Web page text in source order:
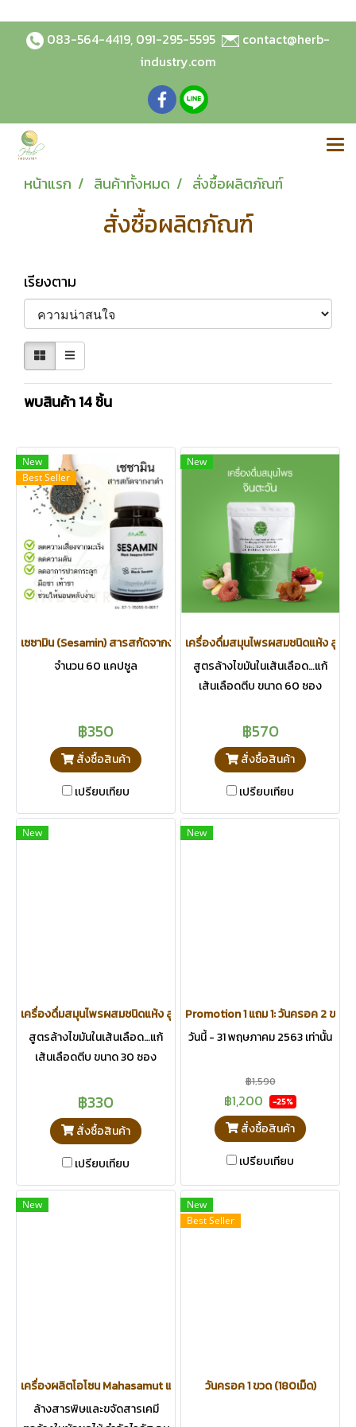
083-564-4419, 091-295-5595
contact@herb-
industry.com
หน้าแรก สินค้าทั้งหมด สั่งซื้อผลิตภัณฑ์
สั่งซื้อผลิตภัณฑ์
เรียงตาม
พบสินค้า 14 ชิ้น
New
Best Seller
เซซามิน (Sesamin) สารสกัดจากงาดำ ลดความเสี่ยงมะเร็ง ลดความดัน ล
จำนวน 60 แคปซูล
฿350
สั่งซื้อสินค้า
เปรียบเทียบ
New
เครื่องดื่มสมุนไพรผสมชนิดแห้ง สูตร
สูตรล้างไขมันในเส้นเลือด…แก้
เส้นเลือดตีบ ขนาด 60 ซอง
฿570
สั่งซื้อสินค้า
เปรียบเทียบ
New
เครื่องดื่มสมุนไพรผสมชนิดแห้ง สูตร ขิง เห็ดหูหนู เห็ดหลินจือ พุทราจีน
สูตรล้างไขมันในเส้นเลือด…แก้
เส้นเลือดตีบ ขนาด 30 ซอง
฿330
สั่งซื้อสินค้า
เปรียบเทียบ
New
Promotion 1 แถม 1: วันครอค 2 ขวด
วันนี้ - 31 พฤษภาคม 2563 เท่านั้น
฿1,590
฿1,200 -25%
สั่งซื้อสินค้า
เปรียบเทียบ
New
เครื่องผลิตโอโซน Mahasamut แถมฟรี ชุดสู้โควิด
ล้างสารพิษและขจัดสารเคมี
New
Best Seller
วันครอค 1 ขวด (180เม็ด)